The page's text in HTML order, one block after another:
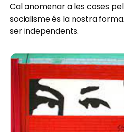
Cal anomenar a les coses
socialisme és la nostra
ser independents.